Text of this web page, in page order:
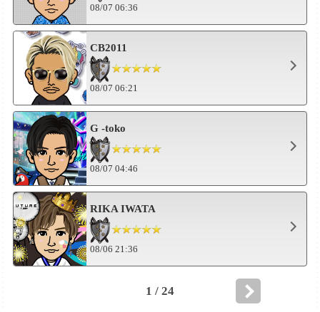
08/07 06:36
CB2011
08/07 06:21
G -toko
08/07 04:46
RIKA IWATA
08/06 21:36
1 / 24